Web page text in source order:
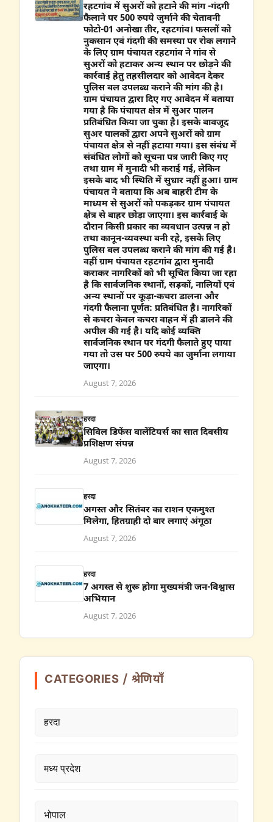
रहटगांव में सुअरों को हटाने की मांग -गंदगी
फैलाने पर 500 रुपये जुर्माने की चेतावनी
फोटो-01 अनोखा तीर, रहटगांव। फसलों को
नुकसान एवं गंदगी की समस्या पर रोक लगाने
के लिए ग्राम पंचायत रहटगांव ने गांव से
सुअरों को हटाकर अन्य स्थान पर छोड़ने की
कार्रवाई हेतु तहसीलदार को आवेदन देकर
पुलिस बल उपलब्ध कराने की मांग की है।
ग्राम पंचायत द्वारा दिए गए आवेदन में बताया
गया है कि पंचायत क्षेत्र में सुअर पालन
प्रतिबंधित किया जा चुका है। इसके बावजूद
सुअर पालकों द्वारा अपने सुअरों को ग्राम
पंचायत क्षेत्र से नहीं हटाया गया। इस संबंध में
संबंधित लोगों को सूचना पत्र जारी किए गए
तथा ग्राम में मुनादी भी कराई गई, लेकिन
इसके बाद भी स्थिति में सुधार नहीं हुआ। ग्राम
पंचायत ने बताया कि अब बाहरी टीम के
माध्यम से सुअरों को पकड़कर ग्राम पंचायत
क्षेत्र से बाहर छोड़ा जाएगा। इस कार्रवाई के
दौरान किसी प्रकार का व्यवधान उत्पन्न न हो
तथा कानून-व्यवस्था बनी रहे, इसके लिए
पुलिस बल उपलब्ध कराने की मांग की गई है।
वहीं ग्राम पंचायत रहटगांव द्वारा मुनादी
कराकर नागरिकों को भी सूचित किया जा रहा
है कि सार्वजनिक स्थानों, सड़कों, नालियों एवं
अन्य स्थानों पर कूड़ा-कचरा डालना और
गंदगी फैलाना पूर्णत: प्रतिबंधित है। नागरिकों
से कचरा केवल कचरा वाहन में ही डालने की
अपील की गई है। यदि कोई व्यक्ति
सार्वजनिक स्थान पर गंदगी फैलाते हुए पाया
गया तो उस पर 500 रुपये का जुर्माना लगाया
जाएगा।
August 7, 2026
हरदा
सिविल डिफेंस वालेंटियर्स का सात दिवसीय
प्रशिक्षण संपन्न
August 7, 2026
हरदा
अगस्त और सितंबर का राशन एकमुश्त
मिलेगा, हितग्राही दो बार लगाएं अंगूठा
August 7, 2026
हरदा
7 अगस्त से शुरू होगा मुख्यमंत्री जन-विश्वास
अभियान
August 7, 2026
CATEGORIES / श्रेणियाँ
हरदा
मध्य प्रदेश
भोपाल